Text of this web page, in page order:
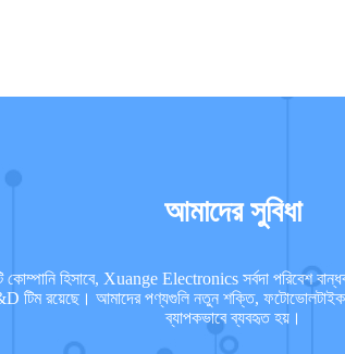
আমাদের সুবিধা
হিসাবে, Xuange Electronics সর্বদা পরিবেশ
টিম রয়েছে। আমাদের পণ্যগুলি নতুন শক্তি,
ব্যাপকভাবে ব্যবহৃত হয়।